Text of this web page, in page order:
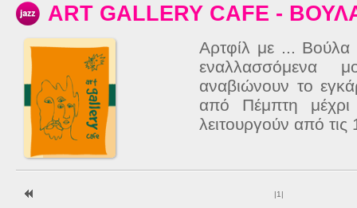
ART GALLERY CAFE -
Αρτφίλ με ...
εναλλασσόμενα
αναβιώνουν το
από Πέμπτη μέχρι
λειτουργούν από
|1 |